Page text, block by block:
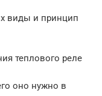
виды и принцип
теплового реле
оно нужно в